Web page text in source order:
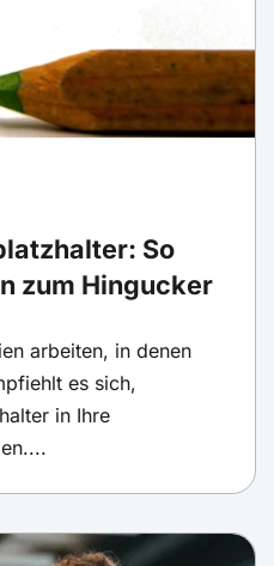
So
zum Hingucker
arbeiten, in denen
es sich,
in Ihre